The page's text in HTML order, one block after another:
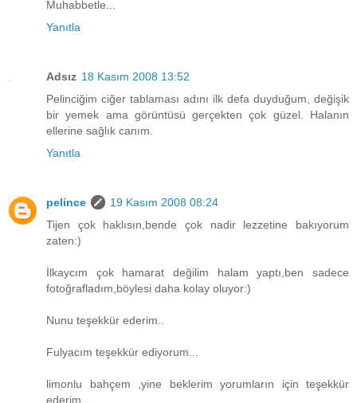
Muhabbetle...
Yanıtla
Adsız 18 Kasım 2008 13:52
Pelinciğim ciğer tablaması adını ilk defa duyduğum, değişik
bir yemek ama görüntüsü gerçekten çok güzel. Halanın
ellerine sağlık canım.
Yanıtla
pelince
19 Kasım 2008 08:24
Tijen çok haklısın,bende çok nadir lezzetine bakıyorum
zaten:)
İlkaycım çok hamarat değilim halam yaptı,ben sadece
fotoğrafladım,böylesi daha kolay oluyor:)
Nunu teşekkür ederim..
Fulyacım teşekkür ediyorum...
limonlu bahçem ,yine beklerim yorumların için teşekkür
ederim..